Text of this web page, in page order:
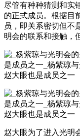
尽管有种种猜测和实
的正式成员。根据目
员，即关系密切但不
明会的联系和接触，
赵大眼为了进入光明